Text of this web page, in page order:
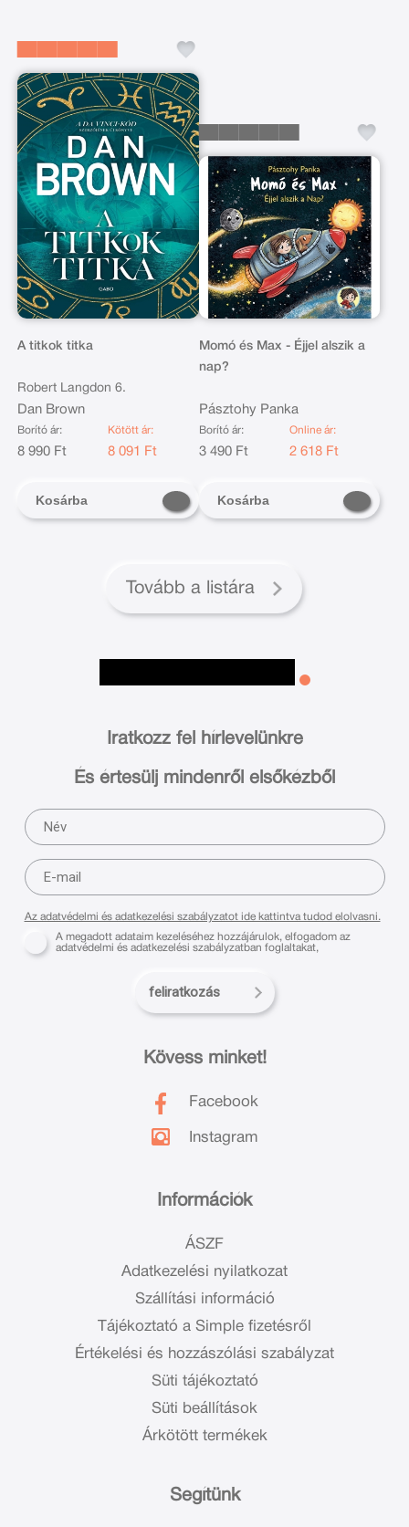
A titkok titka
Robert Langdon 6.
Dan Brown
Borító ár:
8 990 Ft
Kötött ár:
8 091 Ft
Kosárba
Momó és Max - Éjjel alszik a
nap?
Pásztohy Panka
Borító ár:
3 490 Ft
Online ár:
2 618 Ft
Kosárba
Tovább a listára
Információk
ÁSZF
Adatkezelési nyilatkozat
Szállítási információ
Tájékoztató a Simple fizetésről
Értékelési és hozzászólási szabályzat
Süti tájékoztató
Süti beállítások
Árkötött termékek
Segítünk
Kövess minket!
Facebook
Instagram
Iratkozz fel hírlevelünkre
És értesülj mindenről elsőkézből
Az adatvédelmi és adatkezelési szabályzatot ide kattintva tudod elolvasni.
A megadott adataim kezeléséhez hozzájárulok, elfogadom az
adatvédelmi és adatkezelési szabályzatban foglaltakat,
feliratkozás